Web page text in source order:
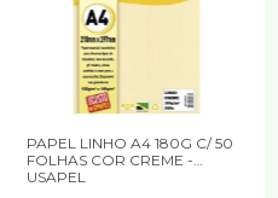
PAPEL LINHO A4 180G C/ 50
FOLHAS COR CREME -
USAPEL